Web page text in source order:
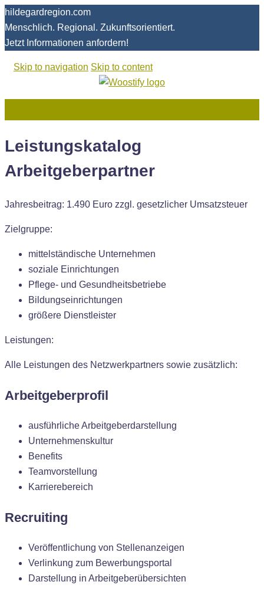
hildegardregion.com
Menschlich. Regional. Zukunftsorientiert.
Jetzt Informationen anfordern!
Skip to navigation Skip to content
Leistungskatalog
Arbeitgeberpartner
Jahresbeitrag: 1.490 Euro zzgl. gesetzlicher Umsatzsteuer
Zielgruppe:
mittelständische Unternehmen
soziale Einrichtungen
Pflege- und Gesundheitsbetriebe
Bildungseinrichtungen
größere Dienstleister
Leistungen:
Alle Leistungen des Netzwerkpartners sowie zusätzlich:
Arbeitgeberprofil
ausführliche Arbeitgeberdarstellung
Unternehmenskultur
Benefits
Teamvorstellung
Karrierebereich
Recruiting
Veröffentlichung von Stellenanzeigen
Verlinkung zum Bewerbungsportal
Darstellung in Arbeitgeberübersichten